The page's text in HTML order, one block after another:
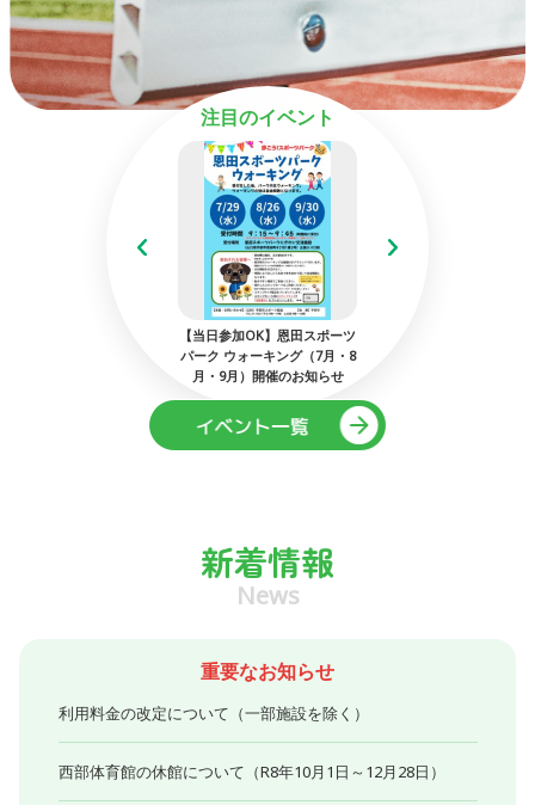
注目のイベント
【当日参加OK】恩田スポーツ
パーク ウォーキング（7月・8
月・9月）開催のお知らせ
新着情報
News
重要なお知らせ
利用料金の改定について（一部施設を除く）
西部体育館の休館について（R8年10月1日～12月28日）